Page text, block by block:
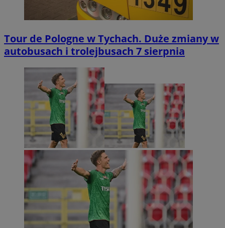
Tour de Pologne w Tychach. Duże zmiany w
autobusach i trolejbusach 7 sierpnia